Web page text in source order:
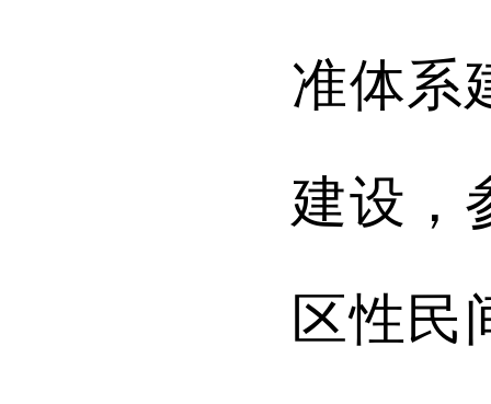
准体系
建设，
区性民